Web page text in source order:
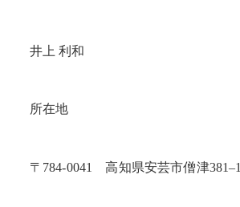
井上 利和
所在地
〒784-0041 高知県安芸市僧津381–1